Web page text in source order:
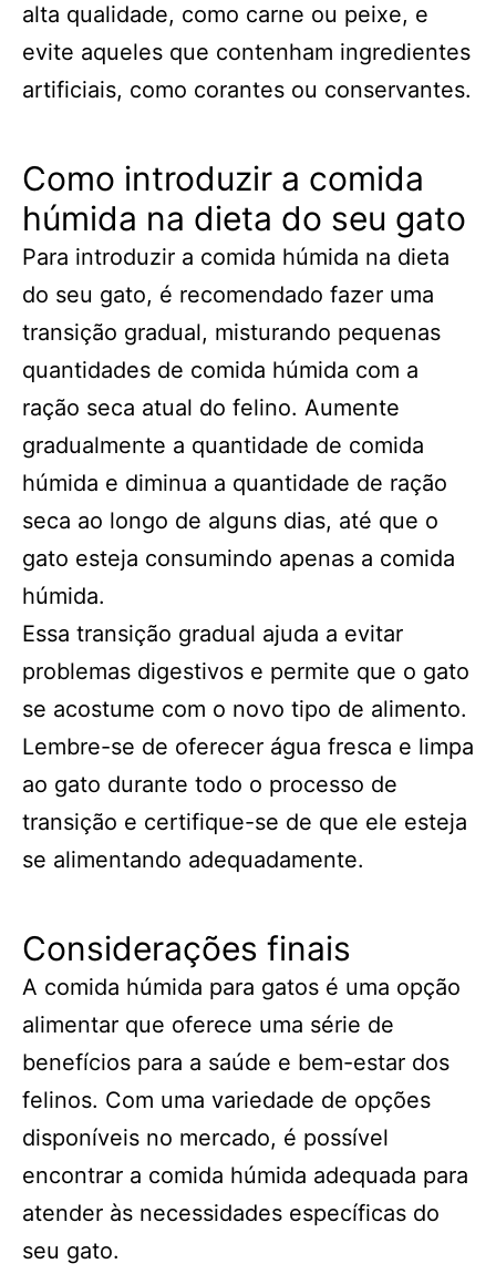
alta qualidade, como carne ou peixe, e
evite aqueles que contenham ingredientes
artificiais, como corantes ou conservantes.
Como introduzir a comida
húmida na dieta do seu gato
Para introduzir a comida húmida na dieta
do seu gato, é recomendado fazer uma
transição gradual, misturando pequenas
quantidades de comida húmida com a
ração seca atual do felino. Aumente
gradualmente a quantidade de comida
húmida e diminua a quantidade de ração
seca ao longo de alguns dias, até que o
gato esteja consumindo apenas a comida
húmida.
Essa transição gradual ajuda a evitar
problemas digestivos e permite que o gato
se acostume com o novo tipo de alimento.
Lembre-se de oferecer água fresca e limpa
ao gato durante todo o processo de
transição e certifique-se de que ele esteja
se alimentando adequadamente.
Considerações finais
A comida húmida para gatos é uma opção
alimentar que oferece uma série de
benefícios para a saúde e bem-estar dos
felinos. Com uma variedade de opções
disponíveis no mercado, é possível
encontrar a comida húmida adequada para
atender às necessidades específicas do
seu gato.